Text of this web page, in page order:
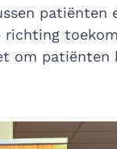
patiënten
richting
om patiënten